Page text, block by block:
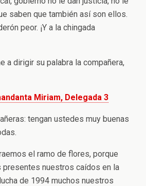
saben que también así son ellos.
peor. ¡Y a la chingada
a dirigir su palabra la compañera,
Miriam, Delegada 3
tengan ustedes muy buenas
el ramo de flores, porque
nuestros caídos en la
de 1994 muchos nuestros